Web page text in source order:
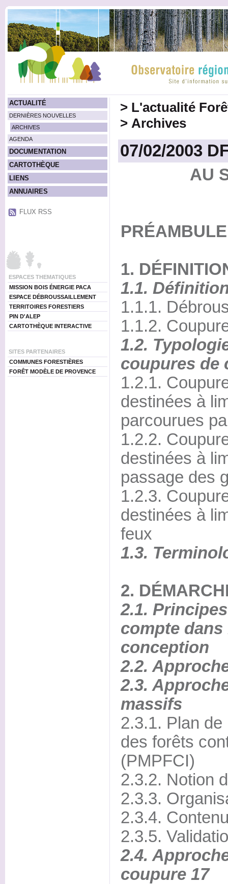
ACTUALITÉ
DERNIÈRES NOUVELLES
ARCHIVES
AGENDA
DOCUMENTATION
CARTOTHÈQUE
LIENS
ANNUAIRES
FLUX RSS
ESPACES THEMATIQUES
MISSION BOIS ÉNERGIE PACA
ESPACE DÉBROUSSAILLEMENT
TERRITOIRES FORESTIERS
PIN D'ALEP
CARTOTHÈQUE INTERACTIVE
SITES PARTENAIRES
COMMUNES FORESTIÈRES
FORÊT MODÈLE DE PROVENCE
> L'actualité
> Archives
07/02/2003
AU
PRÉAMBULE
1.
1.1.
1.1.1.
1.1.2.
1.2.
coupures de
1.2.1.
destinées à
parcourues
1.2.2.
destinées à
passage des
1.2.3.
destinées à
feux
1.3.
2.
2.1.
compte dans
conception
2.2.
2.3.
massifs
2.3.1. Plan
des forêts
(PMPFCI)
2.3.2. Notion
2.3.3.
2.3.4.
2.3.5.
2.4.
coupure 17